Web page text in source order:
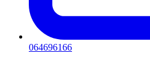
064696166